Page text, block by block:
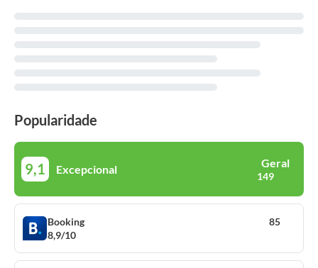
Popularidade
9,1 Excepcional Geral
149
Booking
8,9/10
85